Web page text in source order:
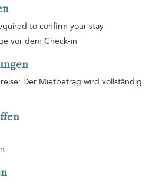
to confirm your stay
vor dem Check-in
Der Mietbetrag wird vollständig